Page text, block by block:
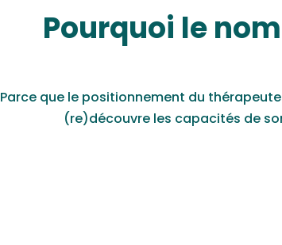
Pourquoi le
Parce que le positionnement du
(re)découvre les capacités de